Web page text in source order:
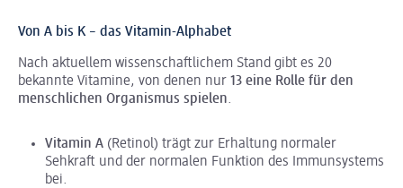
Von A bis K – das Vitamin-Alphabet
Nach aktuellem wissenschaftlichem Stand gibt es 20
bekannte Vitamine, von denen nur 13 eine Rolle für den
menschlichen Organismus spielen.
Vitamin A (Retinol) trägt zur Erhaltung normaler
Sehkraft und der normalen Funktion des Immunsystems
bei.